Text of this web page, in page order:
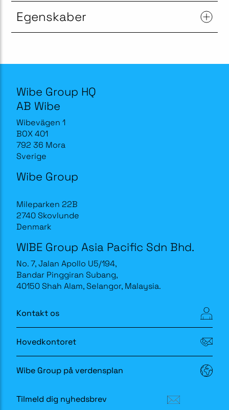
Egenskaber
Wibe Group HQ
AB Wibe
Wibevägen 1
BOX 401
792 36 Mora
Sverige
Wibe Group
Mileparken 22B
2740 Skovlunde
Denmark
WIBE Group Asia Pacific Sdn Bhd.
No. 7, Jalan Apollo U5/194,
Bandar Pinggiran Subang,
40150 Shah Alam, Selangor, Malaysia.
Kontakt os
Hovedkontoret
Wibe Group på verdensplan
Tilmeld dig nyhedsbrev